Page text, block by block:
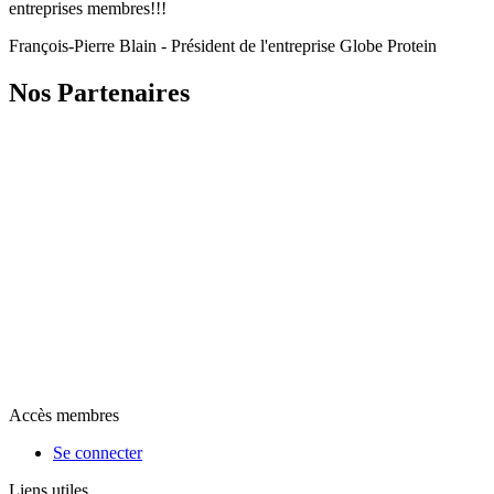
entreprises membres!!!
François-Pierre Blain - Président de l'entreprise Globe Protein
Nos Partenaires
Accès membres
Se connecter